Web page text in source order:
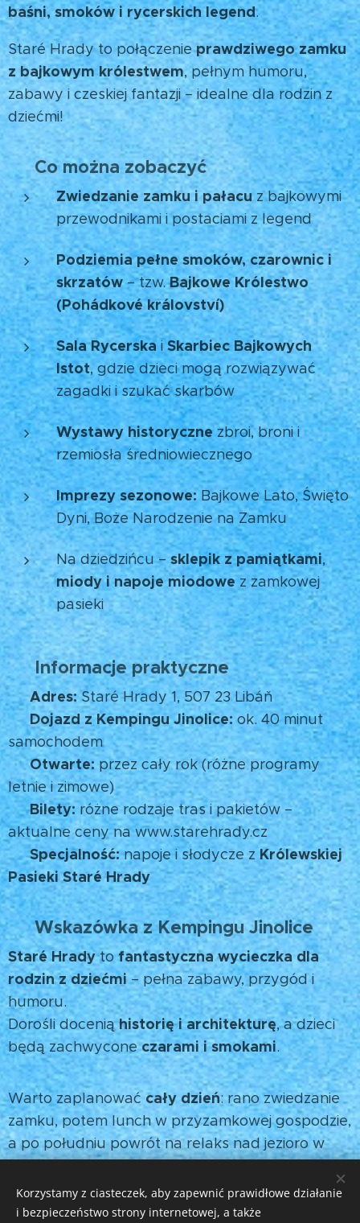
baśni, smoków i rycerskich legend. ✨
Staré Hrady to połączenieprawdziwego zamku
z bajkowym królestwem, pełnym humoru,
zabawy i czeskiej fantazji – idealne dla rodzin z
dziećmi! 👨‍👩‍👧‍👦
🏰Co można zobaczyć
Zwiedzanie zamku i pałacuz bajkowymi
przewodnikami i postaciami z legend
Podziemia pełne smoków, czarownic i
skrzatów– tzw.Bajkowe Królestwo
(Pohádkové království)
Sala Rycerska i Skarbiec Bajkowych
Istot, gdzie dzieci mogą rozwiązywać
zagadki i szukać skarbów
Wystawy historycznezbroi, broni i
rzemiosła średniowiecznego
Imprezy sezonowe:Bajkowe Lato, Święto
Dyni, Boże Narodzenie na Zamku 🎃🎄
Na dziedzińcu – sklepik z pamiątkami,
miody i napoje miodowe z zamkowej
pasieki 🍯
🧭Informacje praktyczne
📍Adres:Staré Hrady 1, 507 23 Libáň
🚗Dojazd z Kempingu Jinolice: ok. 40 minut
samochodem
🕒Otwarte: przez cały rok (różne programy
letnie i zimowe)
🎟️Bilety: różne rodzaje tras i pakietów –
aktualne ceny na www.starehrady.cz
🍯Specjalność:napoje i słodycze zKrólewskiej
Pasieki Staré Hrady
💡Wskazówka z Kempingu Jinolice
Staré Hradytofantastyczna wycieczka dla
rodzin z dziećmi– pełna zabawy, przygód i
humoru.
Dorośli doceniąhistorię i architekturę, a dzieci
będą zachwyconeczarami i smokami.
Warto zaplanować cały dzień: rano zwiedzanie
zamku, potem lunch w przyzamkowej gospodzie,
a po południu powrót na relaks nad jezioro w
Korzystamy z ciasteczek, aby zapewnić prawidłowe działanie
i bezpieczeństwo strony internetowej, a także